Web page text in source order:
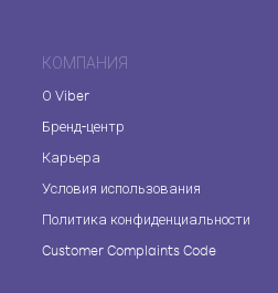
КОМПАНИЯ
О Viber
Бренд-центр
Карьера
Условия использования
Политика конфиденциальности
Customer Complaints Code